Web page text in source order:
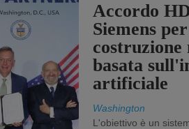
Accordo
Siemens
costruzione
basata
artificiale
Washington
L'obiettivo è un